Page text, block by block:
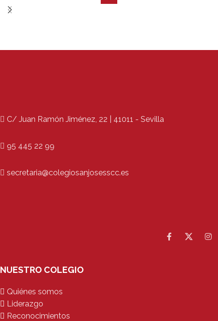
C/ Juan Ramón Jiménez, 22 | 41011 - Sevilla
95 445 22 99
secretaria@colegiosanjosesscc.es
NUESTRO COLEGIO
Quiénes somos
Liderazgo
Reconocimientos